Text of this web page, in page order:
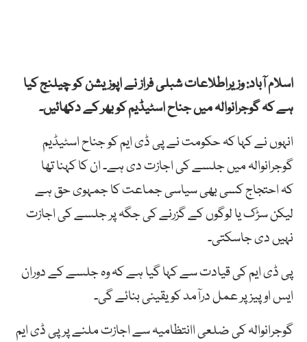
اسلام آباد: وزیراطلاعات شبلی فراز نے اپوزیشن کو چیلنج کیا
ہے کہ گوجرانوالہ میں جناح اسٹیڈیم کو بھر کے دکھائیں۔
انہوں نے کہا کہ حکومت نے پی ڈی ایم کو جناح اسٹیڈیم
گوجرانوالہ میں جلسے کی اجازت دی ہے۔ ان کا کہنا تھا
کہ احتجاج کسی بھی سیاسی جماعت کا جمہوی حق ہے
لیکن سڑک یا لوگوں کے گزرنے کی جگہ پر جلسے کی اجازت
نہیں دی جاسکتی۔
پی ڈی ایم کی قیادت سے کہا گیا ہے کہ وہ جلسے کے دوران
ایس او پیز پر عمل درآمد کو یقینی بنائے گی۔
گوجرانوالہ کی ضلعی اانتظامیہ سے اجازت ملنے پر پی ڈی ایم